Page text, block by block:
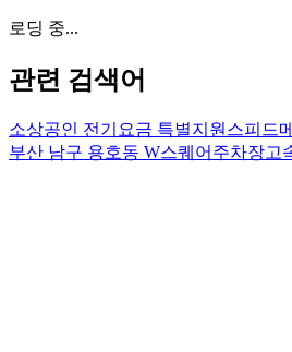
로딩 중...
관련 검색어
소상공인 전기요금 특별지원 스피드
부산 남구 용호동 W스퀘어주차장고